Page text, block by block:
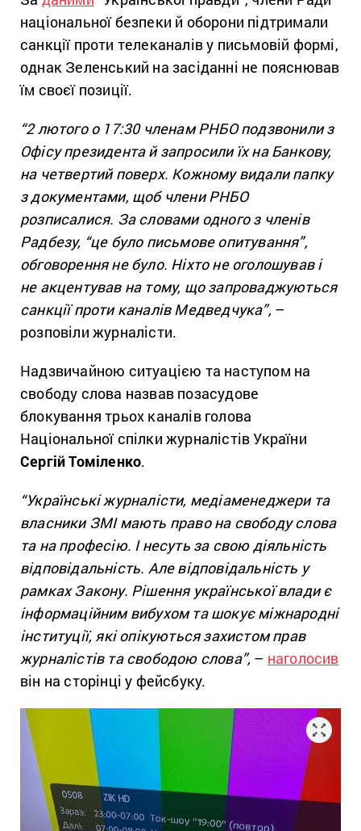
національної безпеки й оборони підтримали
санкції проти телеканалів у письмовій формі,
однак Зеленський на засіданні не пояснював
їм своєї позиції.
“2 лютого о 17:30 членам РНБО подзвонили з
Офісу президента й запросили їх на Банкову,
на четвертий поверх. Кожному видали папку
з документами, щоб члени РНБО
розписалися. За словами одного з членів
Радбезу, “це було письмове опитування”,
обговорення не було. Ніхто не оголошував і
не акцентував на тому, що запроваджуються
санкції проти каналів Медведчука”,–
розповіли журналісти.
Надзвичайною ситуацією та наступом на
свободу слова назвав позасудове
блокування трьох каналів голова
Національної спілки журналістів України
Сергій Томіленко.
“Українські журналісти, медіаменеджери та
власники ЗМІ мають право на свободу слова
та на професію. І несуть за свою діяльність
відповідальність. Але відповідальність у
рамках Закону. Рішення української влади є
інформаційним вибухом та шокує міжнародні
інституції, які опікуються захистом прав
журналістів та свободою слова”, – наголосив
він на сторінці у фейсбуку.